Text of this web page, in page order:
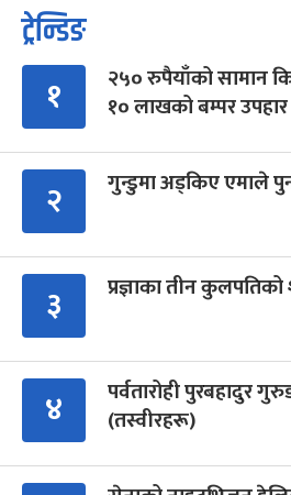
ट्रेन्डिङ
१
२५० रुपैयाँको सामान
१० लाखको बम्पर उपहार
२ गुन्डुमा अड्किए एमाले
३ प्रज्ञाका तीन
४
पर्वतारोही पुरबहादुर
(तस्वीरहरू)